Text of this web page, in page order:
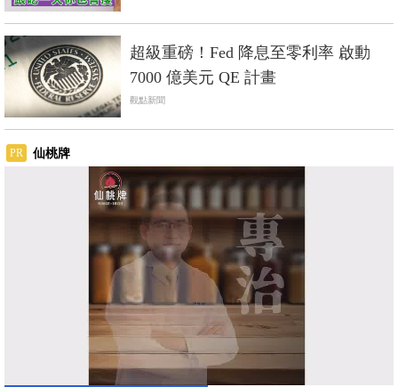
超級重磅！Fed 降息至零利率 啟動
7000 億美元 QE 計畫
觀點新聞
PR 仙桃牌